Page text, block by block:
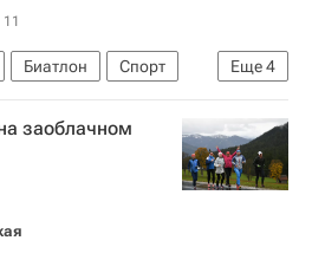
Загоруйко
Юрлова-Перхт
Антон Шипулин
Виктория Сливко
11
Еще4
Биатлон
Спорт
Цветков
заоблачном